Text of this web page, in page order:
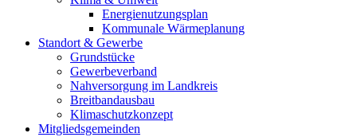
Energienutzungsplan
Kommunale Wärmeplanung
Standort & Gewerbe
Grundstücke
Gewerbeverband
Nahversorgung im Landkreis
Breitbandausbau
Klimaschutzkonzept
Mitgliedsgemeinden